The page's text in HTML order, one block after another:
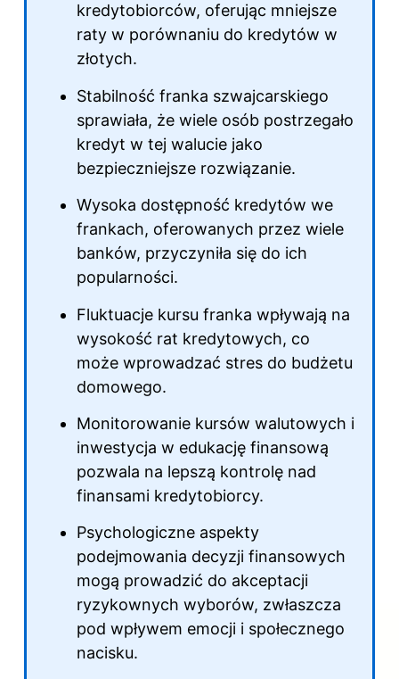
kredytobiorców, oferując mniejsze
raty w porównaniu do kredytów w
złotych.
Stabilność franka szwajcarskiego
sprawiała, że wiele osób postrzegało
kredyt w tej walucie jako
bezpieczniejsze rozwiązanie.
Wysoka dostępność kredytów we
frankach, oferowanych przez wiele
banków, przyczyniła się do ich
popularności.
Fluktuacje kursu franka wpływają na
wysokość rat kredytowych, co
może wprowadzać stres do budżetu
domowego.
Monitorowanie kursów walutowych i
inwestycja w edukację finansową
pozwala na lepszą kontrolę nad
finansami kredytobiorcy.
Psychologiczne aspekty
podejmowania decyzji finansowych
mogą prowadzić do akceptacji
ryzykownych wyborów, zwłaszcza
pod wpływem emocji i społecznego
nacisku.